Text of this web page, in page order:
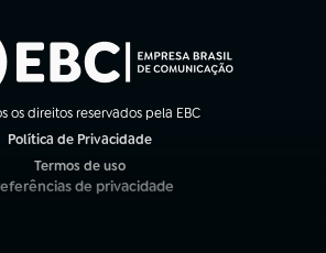
os direitos reservados pela EBC
Política de Privacidade
Termos de uso
(abre em nova aba)
de privacidade